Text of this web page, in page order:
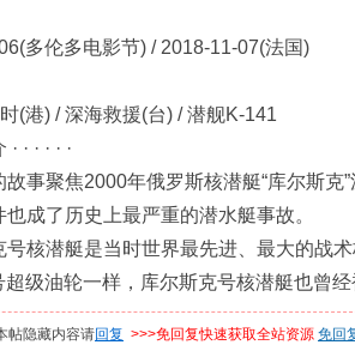
多伦多电影节) / 2018-11-07(法国)
(港) / 深海救援(台) / 潜舰K-141
· · · · ·
聚焦2000年俄罗斯核潜艇“库尔斯克”
成了历史上最严重的潜水艇事故。
潜艇是当时世界最先进、最大的战术
超级油轮一样，库尔斯克号核潜艇也曾经
帖隐藏内容请回复 >>>免回复快速获取全站资源 免回